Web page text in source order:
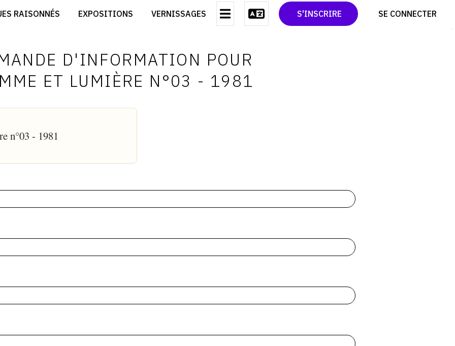
RAISONNÉS EXPOSITIONS VERNISSAGES S'INSCRIRE SE CONNECTER
CRÉER SON CATALOGUE D'EXPO
DEVENIR CONTRIBUTEUR
CONTACT
CGU
TWITTER
PINTEREST
D'INFORMATION POUR
ET LUMIÈRE N°03 - 1981
n°03 - 1981